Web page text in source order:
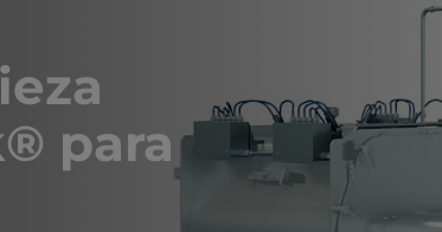
para